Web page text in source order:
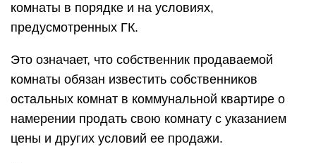
комнаты в порядке и на условиях,
предусмотренных ГК.
Это означает, что собственник продаваемой
комнаты обязан известить собственников
остальных комнат в коммунальной квартире о
намерении продать свою комнату с указанием
цены и других условий ее продажи.